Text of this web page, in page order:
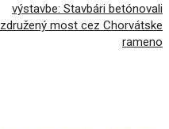
výstavbe: Stavbári betónovali
združený most cez Chorvátske
rameno